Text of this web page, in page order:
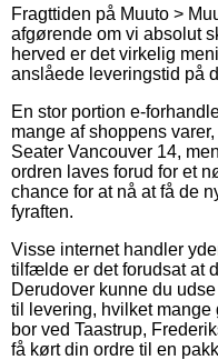
Fragttiden på Muuto >
afgørende om vi absolut
herved er det virkelig
anslåede leveringstid på
En stor portion e-
mange af shoppens
Seater Vancouver 14,
ordren laves forud for et
chance for at nå at få de
fyraften.
Visse internet handler
tilfælde er det forudsat at
Derudover kunne du
til levering, hvilket mange
bor ved Taastrup,
få kørt din ordre til en